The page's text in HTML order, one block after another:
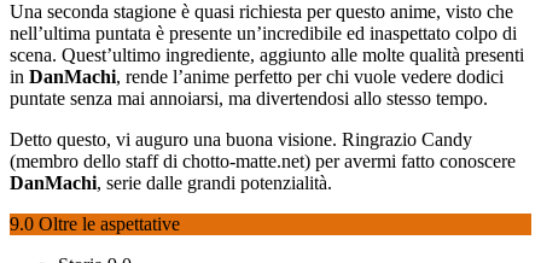
Una seconda stagione è quasi richiesta per questo anime, visto che
nell’ultima puntata è presente un’incredibile ed inaspettato colpo di
scena. Quest’ultimo ingrediente, aggiunto alle molte qualità presenti
in DanMachi, rende l’anime perfetto per chi vuole vedere dodici
puntate senza mai annoiarsi, ma divertendosi allo stesso tempo.
Detto questo, vi auguro una buona visione. Ringrazio Candy
(membro dello staff di chotto-matte.net) per avermi fatto conoscere
DanMachi, serie dalle grandi potenzialità.
9.0 Oltre le aspettative